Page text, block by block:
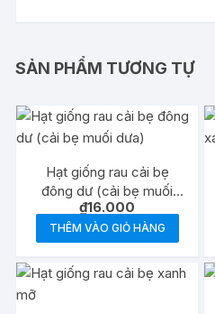
SẢN PHẨM TƯƠNG TỰ
Hạt giống rau cải bẹ
đông dư (cải bẹ muối
dưa)
₫16.000
THÊM VÀO GIỎ HÀNG